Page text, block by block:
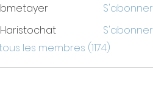
bmetayer S'abonner
Haristochat
S'abonner
les membres (1174)